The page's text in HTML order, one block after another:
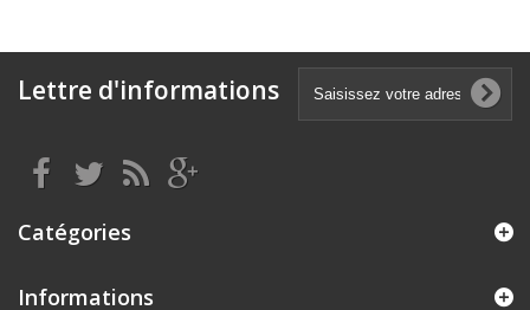
Lettre d'informations
Catégories
Informations